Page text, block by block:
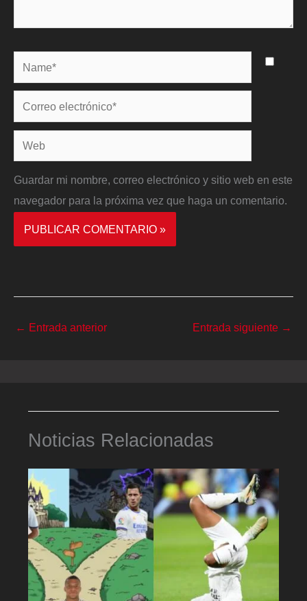
Name*
Correo
electrónico*
Web
Guardar mi nombre, correo electrónico y sitio web en este
navegador para la próxima vez que haga un comentario.
← Entrada anterior Entrada siguiente →
Noticias Relacionadas